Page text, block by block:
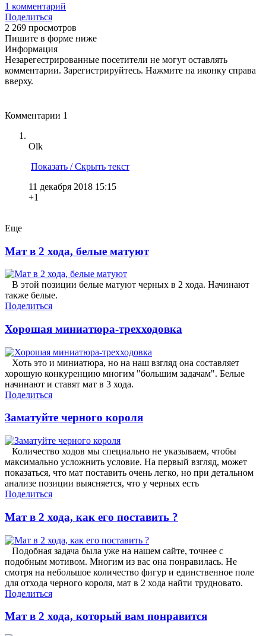
1 комментарий
Поделиться
2 269 просмотров
Пишите в форме ниже
Информация
Незарегестрированные посетители не могут оставлять
комментарии. Зарегистрируйтесь. Нажмите на иконку справа
вверху.
Комментарии 1
Olk
Показать / Скрыть текст
11 декабря 2018 15:15
+1
Еще
Мат в 2 хода, белые матуют
В этой позиции белые матуют черных в 2 хода. Начинают
также белые.
Поделиться
Хорошая миниатюра-трехходовка
Хоть это и миниатюра, но на наш взгляд она составляет
хорошую конкуренцию многим "большим задачам". Белые
начинают и ставят мат в 3 хода.
Поделиться
Заматуйте черного короля
Количество ходов мы специально не указываем, чтобы
максимально усложнить условие. На первый взгляд, может
показаться, что мат поставить очень легко, но при детальном
анализе позиции выясняется, что у черных есть
Поделиться
Мат в 2 хода, как его поставить ?
Подобная задача была уже на нашем сайте, точнее с
подобным мотивом. Многим из вас она понравилась. Не
смотря на небольшое количество фигур и единственное поле
для отхода черного короля, мат в 2 хода найти трудновато.
Поделиться
Мат в 2 хода, который вам понравится